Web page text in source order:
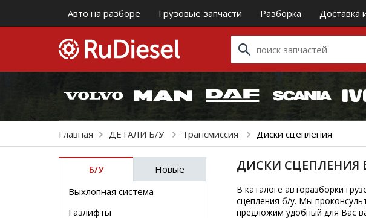
Авто на разборе Грузовые запчасти Разборка Доставка
Главная ДЕТАЛИ Б/У Трансмиссия Диски сцепления
Б/У
Новые
Выхлопная система
Газлифты
ДИСКИ СЦЕПЛЕНИЯ
В каталоге авторазборки
сцепления б/у. Мы
предложим удобный для Вас